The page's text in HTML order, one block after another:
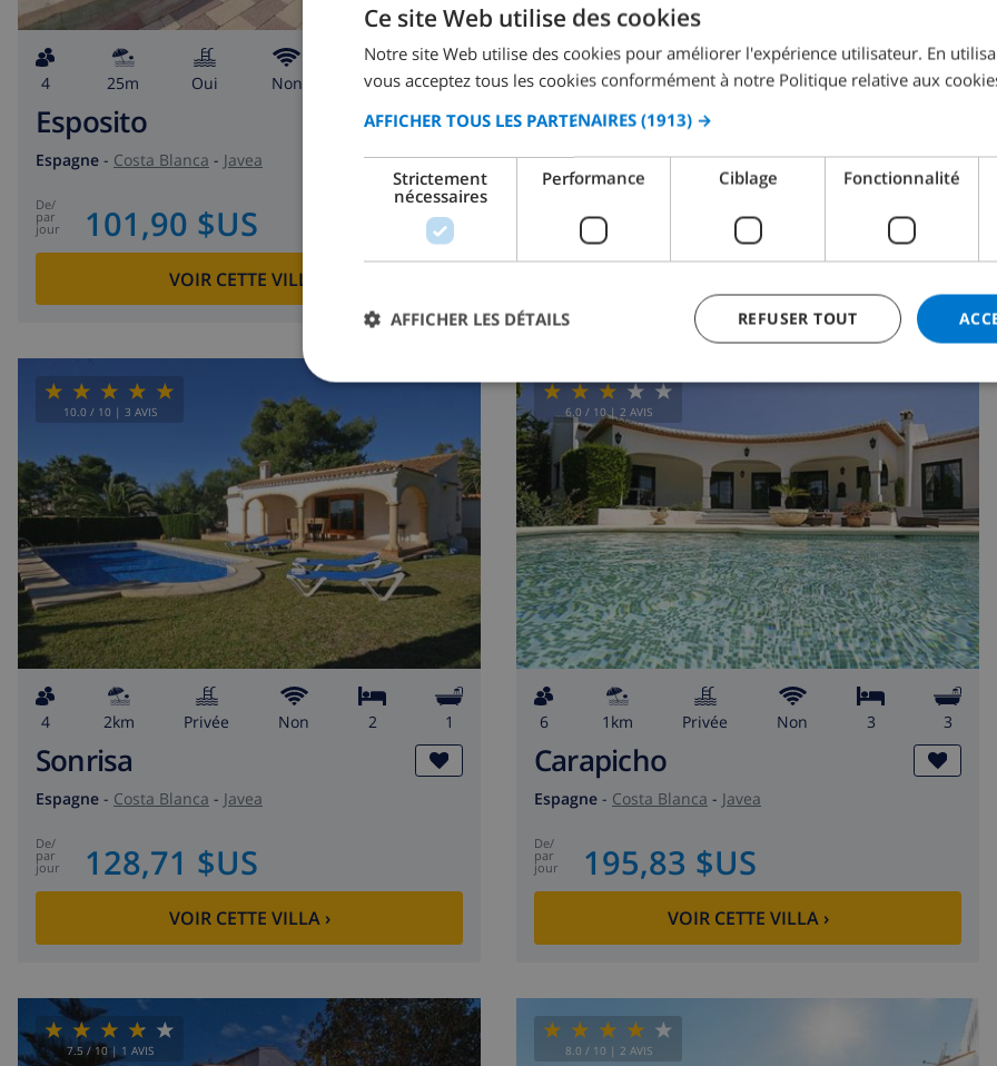
4 25m Oui Non 2 2
Esposito
Espagne - Costa Blanca - Javea
de/
par
jour 101,90 $US
VOIR CETTE VILLA
6 5km privée Non 3 3
Casa Margot 6
Espagne - Costa Blanca - Javea
115,64 $US
10.0 / 10 | 3 AVIS
4 2km privée Non 2 1
Sonrisa
Espagne - Costa Blanca - Javea
de/
par
jour 128,71 $US
VOIR CETTE VILLA›
6.0 / 10 | 2 AVIS
6 1km privée Non 3 3
Carapicho
Espagne - Costa Blanca - Javea
de/
par
jour 195,83 $US
VOIR CETTE VILLA›
7.5/ 10 | 1 AVIS 8.0 / 10 | 2 AVIS
Ce site Web utilise des cookies
Notre site Web utilise des cookies pour améliorer l'expérience utilisateur. En
vous acceptez tous les cookies conformément à notre Politique relative aux
AFFICHER TOUS LES PARTENAIRES (1913) →
Strictement
nécessaires
Performance Ciblage Fonctionnalité
REFUSER TOUT
AFFICHER LES DÉTAILS